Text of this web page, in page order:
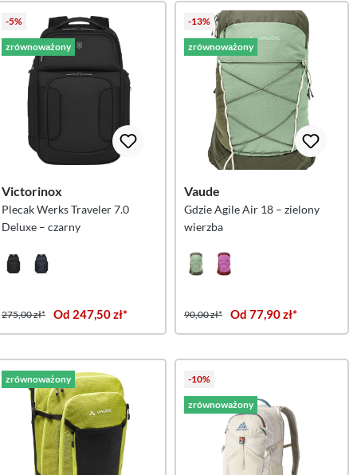
-5%
zrównoważony
Victorinox
Plecak Werks Traveler 7.0
Deluxe – czarny
275,00 zł* Od 247,50 zł*
-13%
zrównoważony
Vaude
Gdzie Agile Air 18 – zielony
wierzba
90,00 zł* Od 77,90 zł*
zrównoważony -10%
zrównoważony